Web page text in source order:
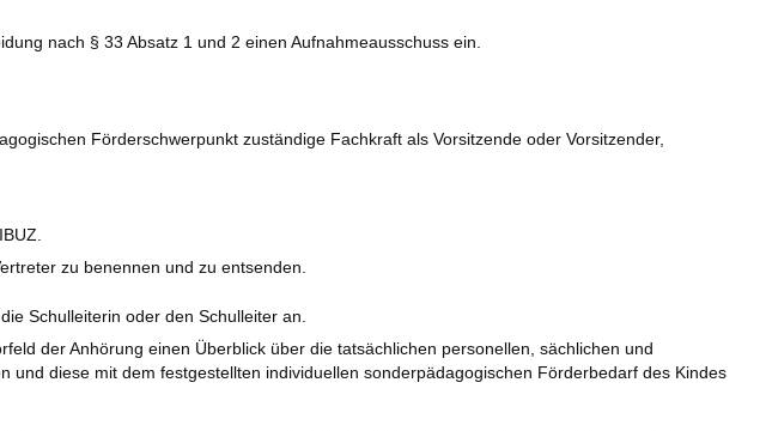
nach § 33 Absatz 1 und 2 einen Aufnahmeausschuss ein.
Förderschwerpunkt zuständige Fachkraft als Vorsitzende oder Vorsitzender,
zu benennen und zu entsenden.
Schulleiterin oder den Schulleiter an.
der Anhörung einen Überblick über die tatsächlichen personellen, sächlichen und
und diese mit dem festgestellten individuellen sonderpädagogischen Förderbedarf des Kindes